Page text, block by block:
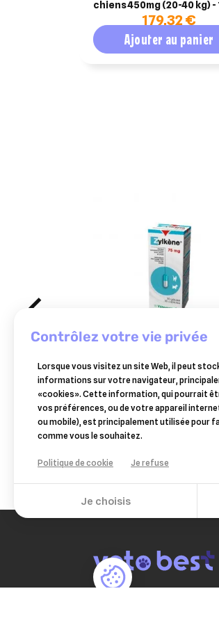
chiens 450mg (20-40 kg) - 100
179,32 €
Ajouter au panier
VÉTOQUINOL
zylkene anti stress chiens et
chats 75mg (1-10kg) - 30 gellules
pochette
15,25 €
Ajouter au panier
contrôlez votre vie privée
Lorsque vous visitez un site Web, il peut
informations sur votre navigateur,
«cookies». Cette information, qui pourrait
vos préférences, ou de votre appareil
ou mobile), est principalement utilisée pour
comme vous le souhaitez.
Politique de cookie Je refuse
Je choisis